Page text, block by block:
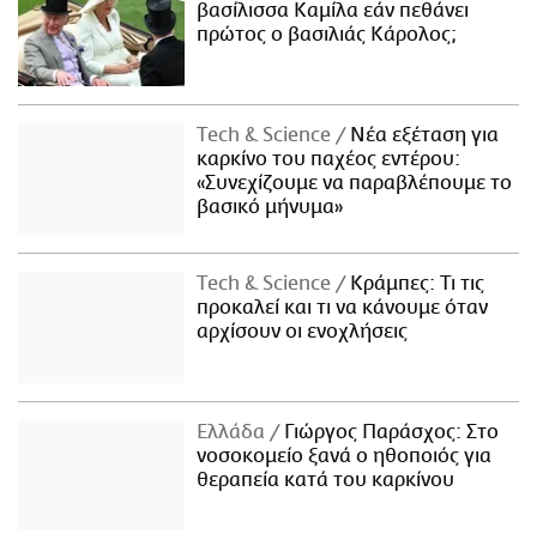
βασίλισσα Καμίλα εάν πεθάνει
πρώτος ο βασιλιάς Κάρολος;
Τech & Science
Νέα εξέταση για
καρκίνο του παχέος εντέρου:
«Συνεχίζουμε να παραβλέπουμε το
βασικό μήνυμα»
Τech & Science
Κράμπες: Τι τις
προκαλεί και τι να κάνουμε όταν
αρχίσουν οι ενοχλήσεις
Ελλάδα
Γιώργος Παράσχος: Στο
νοσοκομείο ξανά ο ηθοποιός για
θεραπεία κατά του καρκίνου